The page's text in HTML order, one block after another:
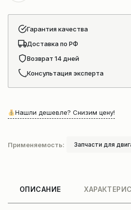
Гарантия качества
Доставка по РФ
Возврат 14 дней
Консультация эксперта
Нашли дешевле? Снизим цену!
Применяемость: Запчасти для
ОПИСАНИЕ